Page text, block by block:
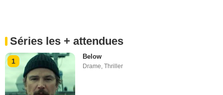
Séries les + attendues
1
Below
Drame,Thriller